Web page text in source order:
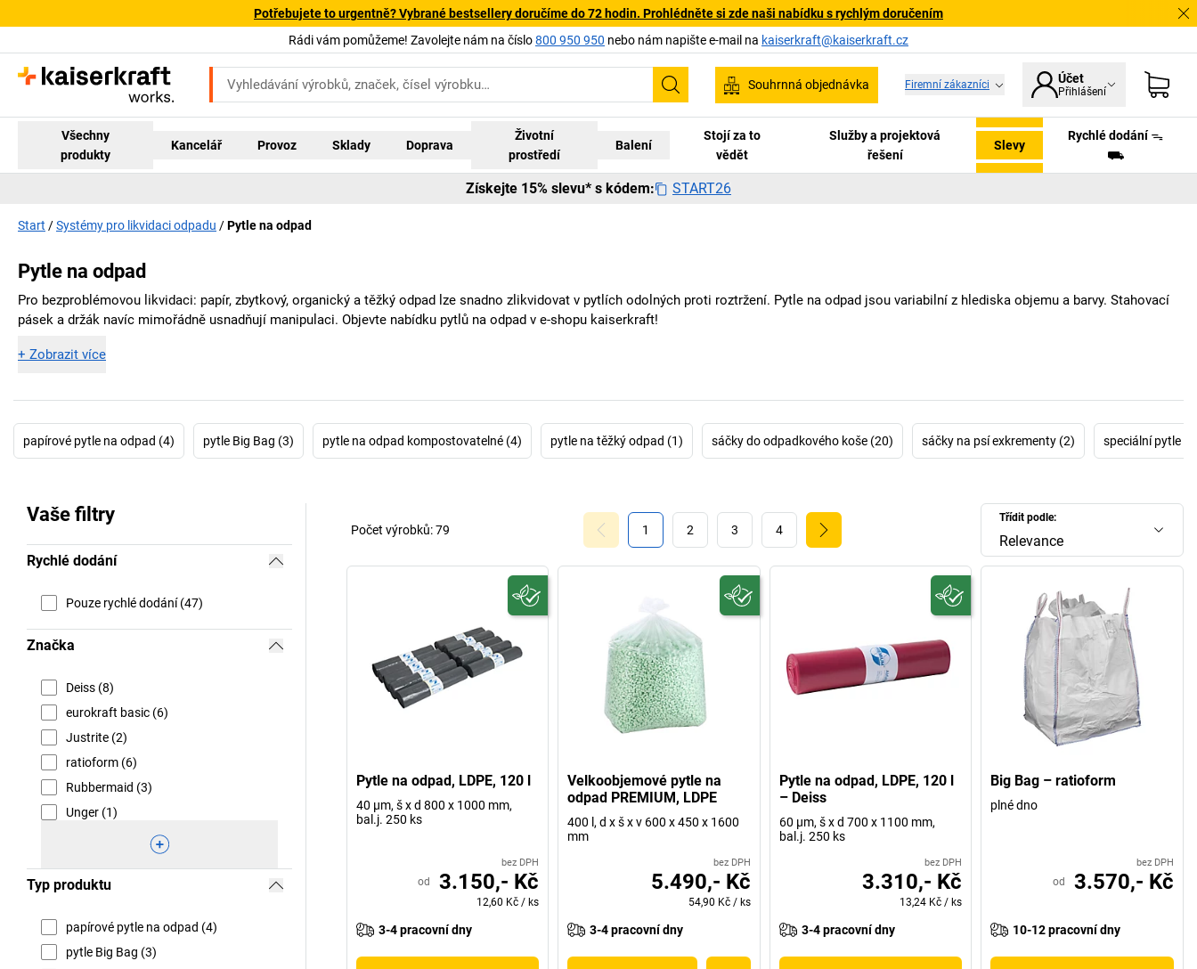
Potřebujete to urgentně? Vybrané bestsellery doručíme do 72 hodin. Prohlédněte si zde naši nabídku s rychlým doručením
Rádi vám pomůžeme! Zavolejte nám na číslo800 950 950 nebo nám napište e-mail na kaiserkraft@kaiserkraft.cz
Hledání
Souhrnná objednávka Firemní zákazníci Účet
Přihlášení
Všechny
produkty
Kancelář Provoz Sklady Doprava
Životní
prostředí
Balení
Stojí za to
vědět
Služby a projektová
řešení
Slevy
Rychlé dodání ᯓ
⛟
Získejte 15% slevu* s kódem: START26
Start Systémy pro likvidaci odpadu Pytle na odpad
Pytle na odpad
Pro bezproblémovou likvidaci: papír, zbytkový, organický a těžký odpad lze snadno zlikvidovat v pytlích odolných proti roztržení. Pytle na odpad jsou variabilní z hlediska objemu a barvy. Stahovací
pásek a držák navíc mimořádně usnadňují manipulaci. Objevte nabídku pytlů na odpad v e-shopu kaiserkraft!
+ Zobrazit více
papírové pytle na odpad (4) pytle Big Bag (3) pytle na odpad kompostovatelné (4) pytle na těžký odpad (1) sáčky do odpadkového koše (20) sáčky na psí exkrementy (2) speciální pytle
Vaše filtry
Rychlé dodání
Pouze rychlé dodání (47)
Značka
Deiss (8)
eurokraft basic (6)
Justrite (2)
ratioform (6)
Rubbermaid (3)
Unger (1)
Typ produktu
papírové pytle na odpad (4)
pytle Big Bag (3)
Třídit podle:
Relevance
1 2 3 4
Počet výrobků:79
Pytle na odpad, LDPE, 120 l
40 µm, š x d 800 x 1000 mm,
bal.j. 250 ks
bez DPH
od 3.150,- Kč
12,60 Kč /ks
3-4 pracovní dny
Velkoobjemové pytle na
odpad PREMIUM, LDPE
400 l, d x š x v 600 x 450 x 1600
mm
bez DPH
5.490,- Kč
54,90 Kč / ks
3-4 pracovní dny
Pytle na odpad, LDPE, 120 l
– Deiss
60 µm, š x d 700 x 1100 mm,
bal.j. 250 ks
bez DPH
3.310,- Kč
13,24 Kč /ks
3-4 pracovní dny
Big Bag – ratioform
plné dno
bez DPH
od 3.570,- Kč
10-12 pracovní dny